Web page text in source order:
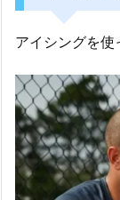
アイシングを使